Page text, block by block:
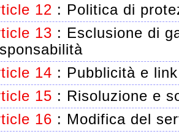
12 : Politica di
13 : Esclusione di
14 : Pubblicità e link
15 : Risoluzione e
16 : Modifica del